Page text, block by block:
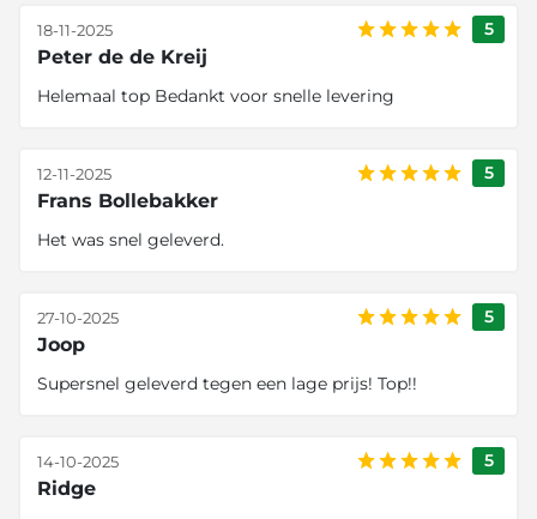
5
Peter de de Kreij
18-11-2025
Helemaal top Bedankt voor snelle levering
5
Frans Bollebakker
12-11-2025
Het was snel geleverd.
5
Joop
27-10-2025
Supersnel geleverd tegen een lage prijs! Top!!
5
Ridge
14-10-2025